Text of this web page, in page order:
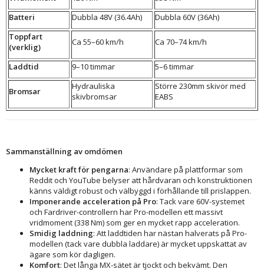
Batteri
Dubbla 48V (36.4Ah)
Dubbla 60V (36Ah)
Toppfart
(verklig)
Ca 55–60 km/h Ca 70–74 km/h
Laddtid 9–10 timmar 5–6 timmar
Bromsar
Hydrauliska
skivbromsar
Större 230mm skivor med
EABS
Sammanställning av omdömen
Mycket kraft för pengarna: Användare på plattformar som
Reddit och YouTube belyser att hårdvaran och konstruktionen
känns väldigt robust och välbyggd i förhållande till prislappen.
Imponerande acceleration på Pro: Tack vare 60V-systemet
och Fardriver-controllern har Pro-modellen ett massivt
vridmoment (338 Nm) som ger en mycket rapp acceleration.
Smidig laddning: Att laddtiden har nästan halverats på Pro-
modellen (tack vare dubbla laddare) är mycket uppskattat av
ägare som kör dagligen.
Komfort: Det långa MX-sätet är tjockt och bekvämt. Den